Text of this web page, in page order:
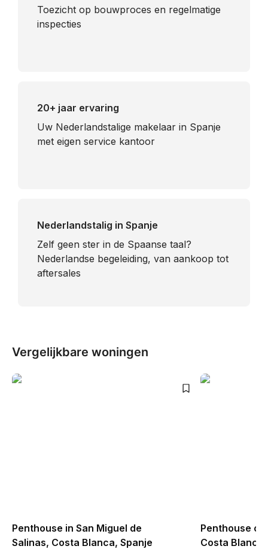
Toezicht op bouwproces en regelmatige
inspecties
20+ jaar ervaring
Uw Nederlandstalige makelaar in Spanje
met eigen service kantoor
Nederlandstalig in Spanje
​Zelf geen ster in de Spaanse taal?
Nederlandse begeleiding, van aankoop tot
aftersales
Vergelijkbare woningen
Penthouse in San Miguel de
Salinas, Costa Blanca, Spanje
Penthouse
Costa